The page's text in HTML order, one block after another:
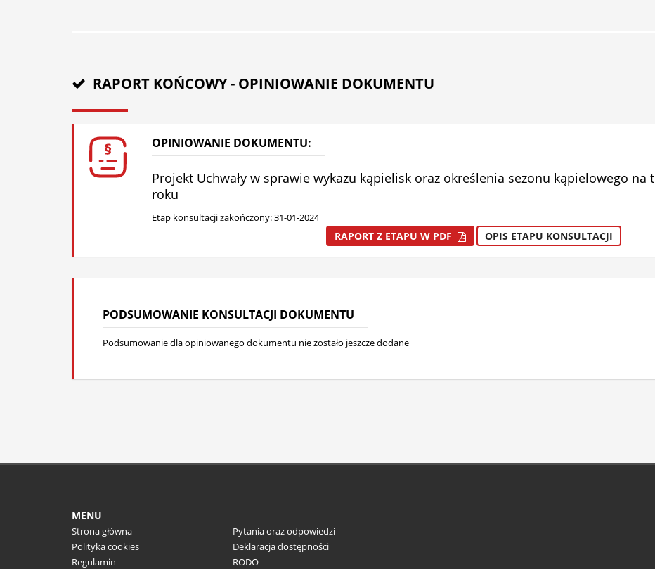
RAPORT KOŃCOWY - OPINIOWANIE DOKUMENTU
OPINIOWANIE DOKUMENTU:
Projekt Uchwały w sprawie wykazu kąpielisk oraz określenia sezonu kąpielowego na
roku
Etap konsultacji zakończony: 31-01-2024
RAPORT Z ETAPU W PDF OPIS ETAPU KONSULTACJI
PODSUMOWANIE KONSULTACJI DOKUMENTU
Podsumowanie dla opiniowanego dokumentu nie zostało jeszcze dodane
MENU
Strona główna
Polityka cookies
Regulamin
Pytania oraz odpowiedzi
Deklaracja dostępności
RODO